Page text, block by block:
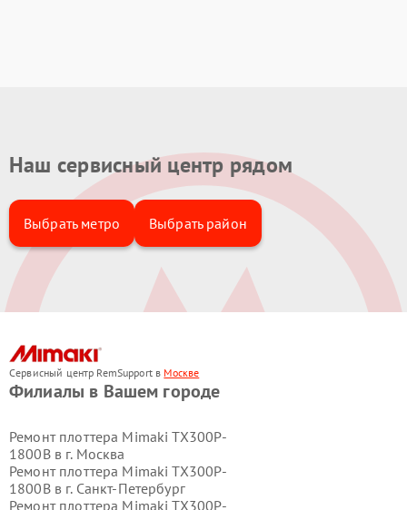
Наш сервисный центр рядом
Выбрать метро Выбрать район
Сервисный центр RemSupport в Москве
Филиалы в Вашем городе
Ремонт плоттера Mimaki TX300P-
1800B в г. Москва
Ремонт плоттера Mimaki TX300P-
1800B в г. Санкт-Петербург
Ремонт плоттера Mimaki TX300P-